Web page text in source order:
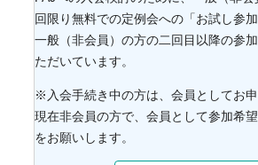
回限り無料での定例会への「お試し参加
一般（非会員）の方の二回目以降の参
ただいています。
※入会手続き中の方は、会員としてお申
現在非会員の方で、会員として参加希
をお願いします。